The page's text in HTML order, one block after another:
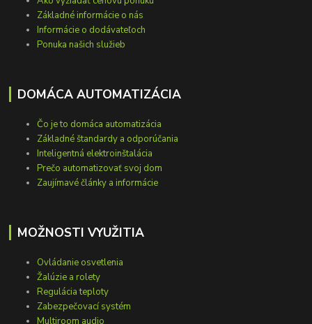
Základné informácie o nás
Informácie o dodávateľoch
Ponuka našich služieb
DOMÁCA AUTOMATIZÁCIA
Čo je to domáca automatizácia
Základné štandardy a odporúčania
Inteligentná elektroinštalácia
Prečo automatizovať svoj dom
Zaujímavé články a informácie
MOŽNOSTI VYUŽITIA
Ovládanie osvetlenia
Žalúzie a rolety
Regulácia teploty
Zabezpečovací systém
Multiroom audio